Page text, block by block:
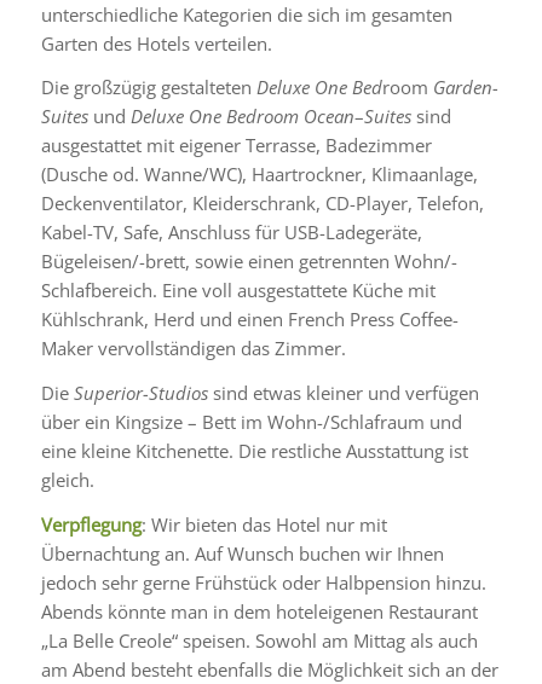
unterschiedliche Kategorien die sich im gesamten
Garten des Hotels verteilen.
Die großzügig gestalteten Deluxe One Bedroom Garden-
Suitesund Deluxe One Bedroom Ocean–Suitessind
ausgestattet mit eigener Terrasse, Badezimmer
(Dusche od. Wanne/WC), Haartrockner, Klimaanlage,
Deckenventilator, Kleiderschrank, CD-Player, Telefon,
Kabel-TV, Safe, Anschluss für USB-Ladegeräte,
Bügeleisen/-brett, sowie einen getrennten Wohn/-
Schlafbereich. Eine voll ausgestattete Küche mit
Kühlschrank, Herd und einen French Press Coffee-
Maker vervollständigen das Zimmer.
Die Superior-Studiossind etwas kleiner und verfügen
über ein Kingsize – Bett im Wohn-/Schlafraum und
eine kleine Kitchenette. Die restliche Ausstattung ist
gleich.
Verpflegung: Wir bieten das Hotel nur mit
Übernachtung an. Auf Wunsch buchen wir Ihnen
jedoch sehr gerne Frühstück oder Halbpension hinzu.
Abends könnte man in dem hoteleigenen Restaurant
„La Belle Creole“ speisen. Sowohl am Mittag als auch
am Abend besteht ebenfalls die Möglichkeit sich an der